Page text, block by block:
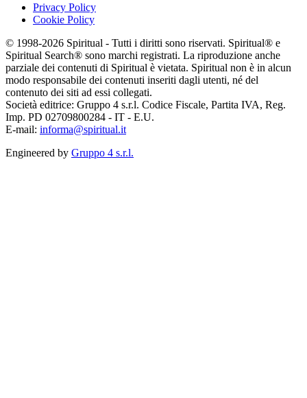
Privacy Policy
Cookie Policy
© 1998-2026 Spiritual - Tutti i diritti sono riservati. Spiritual® e
Spiritual Search® sono marchi registrati. La riproduzione anche
parziale dei contenuti di Spiritual è vietata. Spiritual non è in alcun
modo responsabile dei contenuti inseriti dagli utenti, né del
contenuto dei siti ad essi collegati.
Società editrice: Gruppo 4 s.r.l. Codice Fiscale, Partita IVA, Reg.
Imp. PD 02709800284 - IT - E.U.
E-mail: informa@spiritual.it
Engineered by Gruppo 4 s.r.l.